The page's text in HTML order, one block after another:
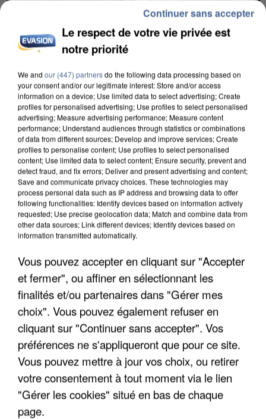
INCENDIES : L’ÎLE-DE-FRANCE LANCE UN ÉLAN
DE SOLIDARITÉ AVEC LES...
APRÈS TOUTES CES CANICULES, LES REFUGES
DE FAUNE SAUVAGE SONT...
Le respect de votre vie privée est
notre priorité
We and our (447) partnersdo the following data processing based on
your consent and/or our legitimate interest: Store and/or access
information on a device; Use limited data to select advertising; Create
profiles for personalised advertising; Use profiles to select personalised
advertising; Measure advertising performance; Measure content
performance; Understand audiences through statistics or combinations
of data from different sources; Develop and improve services; Create
profiles to personalise content; Use profiles to select personalised
content; Use limited data to select content; Ensure security, prevent and
detect fraud, and fix errors; Deliver and present advertising and content;
Save and communicate privacy choices. These technologies may
process personal data such as IP address and browsing data to offer
following functionalities: Identify devices based on information actively
requested; Use precise geolocation data; Match and combine data from
other data sources; Link different devices; Identify devices based on
information transmitted automatically.
Vous pouvez accepter en cliquant sur "Accepter
et fermer", ou affiner en sélectionnant les
finalités et/ou partenaires dans "Gérer mes
choix". Vous pouvez également refuser en
cliquant sur "Continuer sans accepter". Vos
préférences ne s'appliqueront que pour ce site.
Vous pouvez mettre à jour vos choix, ou retirer
votre consentement à tout moment via le lien
"Gérer les cookies" situé en bas de chaque
page.
Continuer sans accepter